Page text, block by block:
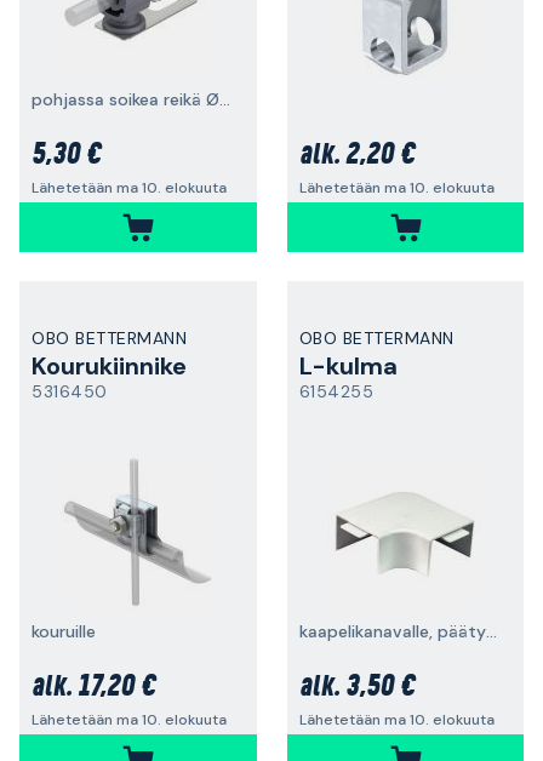
pohjassa soikea reikä Ø8.5 mm
5,30 €
Lähetetään ma 10. elokuuta
alk. 2,20 €
Lähetetään ma 10. elokuuta
OBO BETTERMANN
Kourukiinnike
5316450
kouruille
alk. 17,20 €
Lähetetään ma 10. elokuuta
OBO BETTERMANN
L-kulma
6154255
kaapelikanavalle, päätykappale
alk. 3,50 €
Lähetetään ma 10. elokuuta